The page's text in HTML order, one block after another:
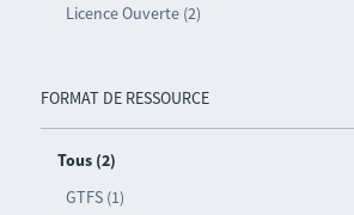
Licence Ouverte (2)
FORMAT DE RESSOURCE
Tous (2)
GTFS (1)